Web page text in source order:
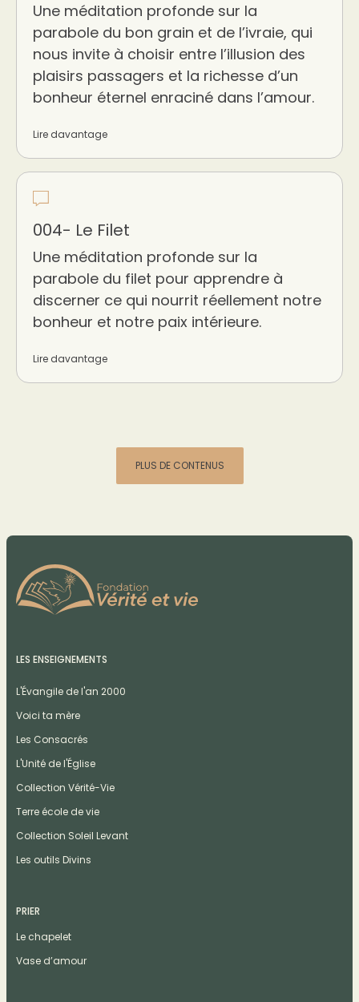
Une méditation profonde sur la
parabole du bon grain et de l’ivraie, qui
nous invite à choisir entre l’illusion des
plaisirs passagers et la richesse d’un
bonheur éternel enraciné dans l’amour.
Lire davantage
004- Le Filet
Une méditation profonde sur la
parabole du filet pour apprendre à
discerner ce qui nourrit réellement notre
bonheur et notre paix intérieure.
Lire davantage
PLUS DE CONTENUS
LES ENSEIGNEMENTS
L'Évangile de l'an 2000
Voici ta mère
Les Consacrés
L'Unité de l'Église
Collection Vérité-Vie
Terre école de vie
Collection Soleil Levant
Les outils Divins
PRIER
Le chapelet
Vase d’amour